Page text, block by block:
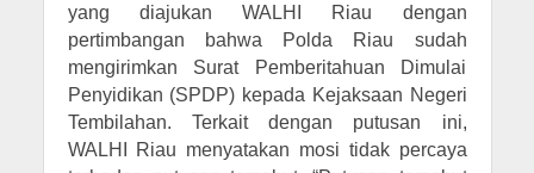
yang diajukan WALHI Riau dengan
pertimbangan bahwa Polda Riau sudah
mengirimkan Surat Pemberitahuan Dimulai
Penyidikan (SPDP) kepada Kejaksaan Negeri
Tembilahan. Terkait dengan putusan ini,
WALHI Riau menyatakan mosi tidak percaya